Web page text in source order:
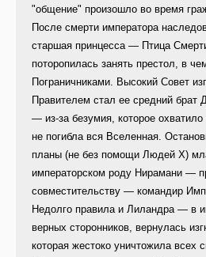
"общение" произошло во время
После смерти императора
старшая принцесса — Птица
поторопилась занять престол, в
Пограничниками. Высокий Совет
Правителем стал ее средний брат
— из-за безумия, которое
не погибла вся Вселенная.
планы (не без помощи Людей Х)
императорском роду Нирамани —
совместительству — командир
Недолго правила и Лиландра — в
верных сторонников, вернулась
которая жестоко уничтожила всех